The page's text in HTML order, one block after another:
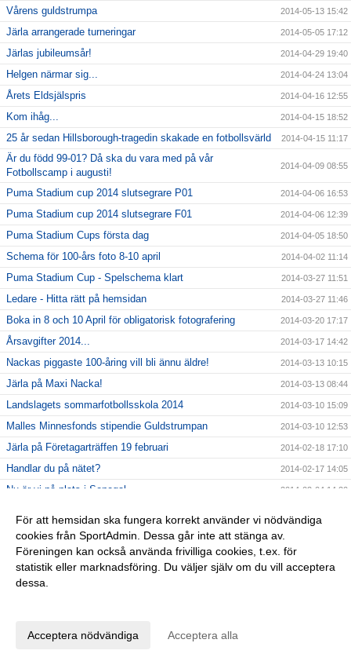
Vårens guldstrumpa 2014-05-13 15:42
Järla arrangerade turneringar 2014-05-05 17:12
Järlas jubileumsår! 2014-04-29 19:40
Helgen närmar sig... 2014-04-24 13:04
Årets Eldsjälspris 2014-04-16 12:55
Kom ihåg... 2014-04-15 18:52
25 år sedan Hillsborough-tragedin skakade en fotbollsvärld 2014-04-15 11:17
Är du född 99-01? Då ska du vara med på vår
Fotbollscamp i augusti!
2014-04-09 08:55
Puma Stadium cup 2014 slutsegrare P01 2014-04-06 16:53
Puma Stadium cup 2014 slutsegrare F01 2014-04-06 12:39
Puma Stadium Cups första dag 2014-04-05 18:50
Schema för 100-års foto 8-10 april 2014-04-02 11:14
Puma Stadium Cup - Spelschema klart 2014-03-27 11:51
Ledare - Hitta rätt på hemsidan 2014-03-27 11:46
Boka in 8 och 10 April för obligatorisk fotografering 2014-03-20 17:17
Årsavgifter 2014... 2014-03-17 14:42
Nackas piggaste 100-åring vill bli ännu äldre! 2014-03-13 10:15
Järla på Maxi Nacka! 2014-03-13 08:44
Landslagets sommarfotbollsskola 2014 2014-03-10 15:09
Malles Minnesfonds stipendie Guldstrumpan 2014-03-10 12:53
Järla på Företagarträffen 19 februari 2014-02-18 17:10
Handlar du på nätet? 2014-02-17 14:05
Nu är vi på plats i Senegal 2014-02-04 14:20
Tänk på kyleffekten vid träning utomhus 2014-01-28 18:28
2014, året som genomsyras av 100 årsfirande 2014-01-26 11:09
Årsmöte 2014-01-26 11:06
Järla IF FKs organisation förstärks
För att hemsidan ska fungera korrekt använder vi nödvändiga
cookies från SportAdmin. Dessa går inte att stänga av.
Föreningen kan också använda frivilliga cookies, t.ex. för
statistik eller marknadsföring. Du väljer själv om du vill acceptera
dessa.
Acceptera nödvändiga Acceptera alla